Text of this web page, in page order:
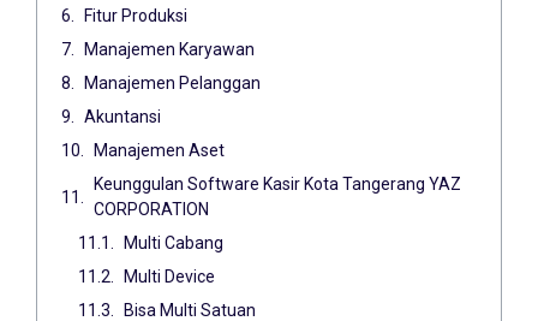
Fitur Produksi
Manajemen Karyawan
Manajemen Pelanggan
Akuntansi
Manajemen Aset
Keunggulan Software Kasir Kota Tangerang YAZ
CORPORATION
Multi Cabang
Multi Device
Bisa Multi Satuan